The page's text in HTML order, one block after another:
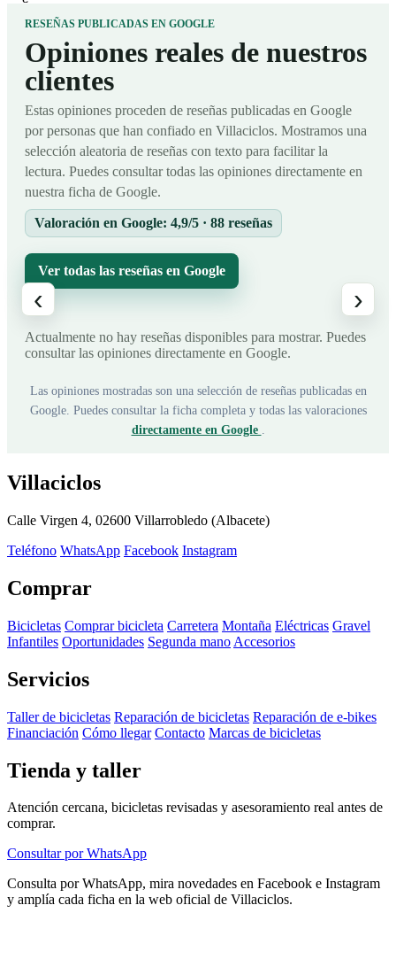
RESEÑAS PUBLICADAS EN GOOGLE
Opiniones reales de nuestros
clientes
Estas opiniones proceden de reseñas publicadas en Google
por personas que han confiado en Villaciclos. Mostramos una
selección aleatoria de reseñas con texto para facilitar la
lectura. Puedes consultar todas las opiniones directamente en
nuestra ficha de Google.
Valoración en Google: 4,9/5 · 88 reseñas
Ver todas las reseñas en Google
‹ ›
Actualmente no hay reseñas disponibles para mostrar. Puedes
consultar las opiniones directamente en Google.
Las opiniones mostradas son una selección de reseñas publicadas en
Google. Puedes consultar la ficha completa y todas las valoraciones
directamente en Google
Villaciclos
Calle Virgen 4, 02600 Villarrobledo (Albacete)
Teléfono WhatsApp Facebook Instagram
Comprar
Bicicletas Comprar bicicleta Carretera Montaña Eléctricas Gravel
Infantiles Oportunidades Segunda mano Accesorios
Servicios
Taller de bicicletas Reparación de bicicletas Reparación de e-bikes
Financiación Cómo llegar Contacto Marcas de bicicletas
Tienda y taller
Atención cercana, bicicletas revisadas y asesoramiento real antes de
comprar.
Consultar por WhatsApp
Consulta por WhatsApp, mira novedades en Facebook e Instagram
y amplía cada ficha en la web oficial de Villaciclos.